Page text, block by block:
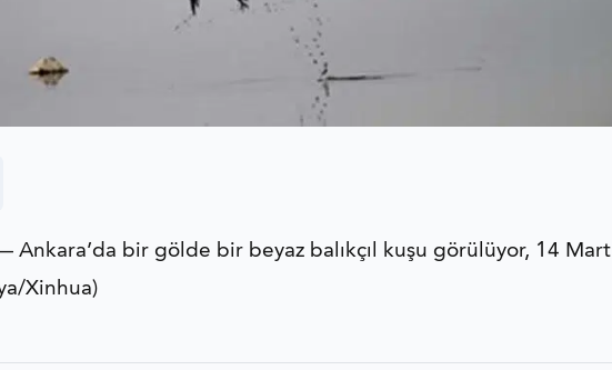
Ankara’da bir gölde bir beyaz balıkçıl kuşu görülüyor, 14 Mart
Xinhua)